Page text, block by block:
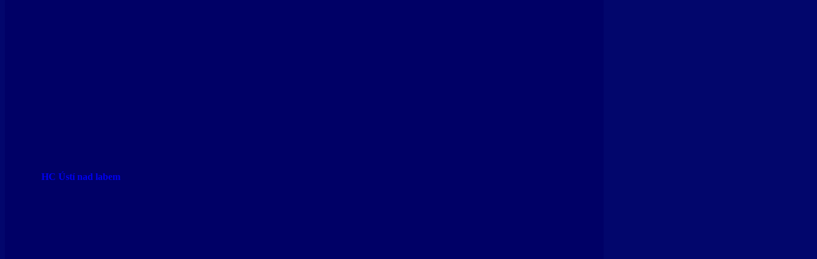
HC Ústí nad labem